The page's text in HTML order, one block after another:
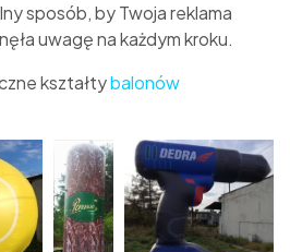
sposób, by Twoja reklama
uwagę na każdym kroku.
kształtybalonów